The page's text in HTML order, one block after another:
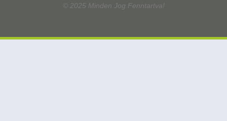
© 2025 Minden Jog Fenntartva!